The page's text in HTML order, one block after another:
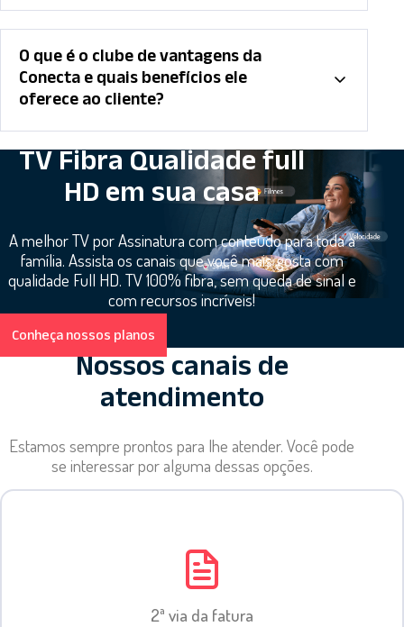
O que é o clube de vantagens da
Conecta e quais benefícios ele
oferece ao cliente?
TV Fibra Qualidade full
HD em sua casa
A melhor TV por Assinatura com conteúdo para toda a
família. Assista os canais que você mais gosta com
qualidade Full HD. TV 100% fibra, sem queda de sinal e
com recursos incríveis!
Conheça nossos planos
Nossos canais de
atendimento
Estamos sempre prontos para lhe atender. Você pode
se interessar por alguma dessas opções.
2ª via da fatura